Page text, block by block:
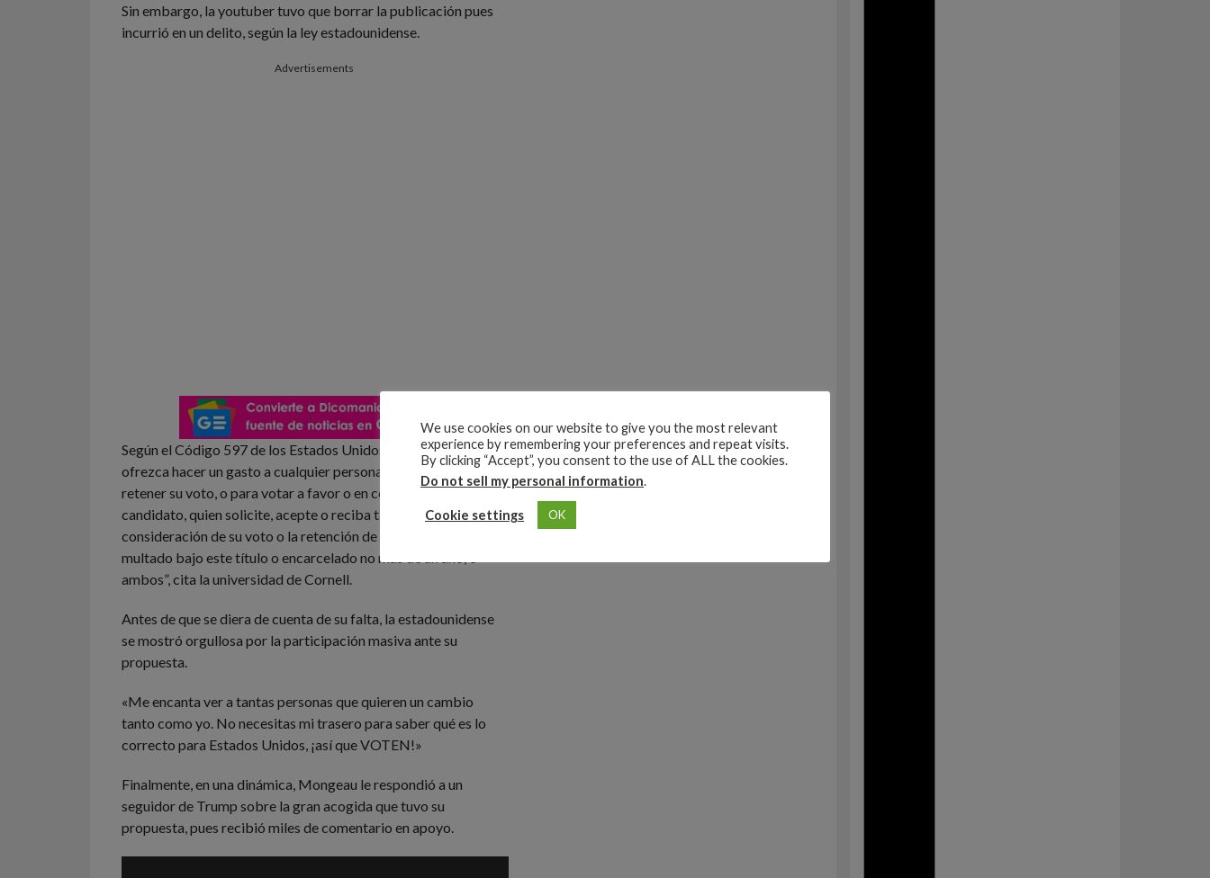
Sin embargo, la youtuber tuvo que borrar la publicación pues
incurrió en un delito, según la ley estadounidense.
Advertisements
Según el Código 597 de los Estados Unidos dice: “Quien haga u
ofrezca hacer un gasto a cualquier persona, ya sea para votar o
retener su voto, o para votar a favor o en contra de cualquier
candidato, quien solicite, acepte o reciba tal gasto en
consideración de su voto o la retención de su de voto, será
multado bajo este título o encarcelado no más de un año, o
ambos”, cita la universidad de Cornell.
Antes de que se diera de cuenta de su falta, la estadounidense
se mostró orgullosa por la participación masiva ante su
propuesta.
«Me encanta ver a tantas personas que quieren un cambio
tanto como yo. No necesitas mi trasero para saber qué es lo
correcto para Estados Unidos, ¡así que VOTEN!»
Finalmente, en una dinámica, Mongeau le respondió a un
seguidor de Trump sobre la gran acogida que tuvo su
propuesta, pues recibió miles de comentario en apoyo.
We use cookies on our website to give you the most relevant
experience by remembering your preferences and repeat visits.
By clicking “Accept”, you consent to the use of ALL the cookies.
Do not sell my personal information.
Cookie settings OK